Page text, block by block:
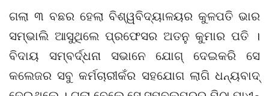
ଗଲା ୩ ବଛର ହେଲା ବିଶ୍ୱବିଦ୍ୟାଳୟର କୁଳପତି ଭାର
ସମ୍ଭାଲି ଆସୁଥିଲେ ପ୍ରଫେସର ଅତନୁ କୁମାର ପତି ।
ବିଦାୟ ସମ୍ବର୍ଦ୍ଧନା ସଭାନେ ଯୋଗ୍ ଦେଇକରି ସେ
କଲେଜର ସବୁ କର୍ମଚାରୀକଁର ସହଯୋଗ ଲାଗି ଧନ୍ୟବାଦ୍